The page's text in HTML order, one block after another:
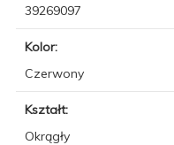
39269097
Kolor:
Czerwony
Kształt:
Okrągły